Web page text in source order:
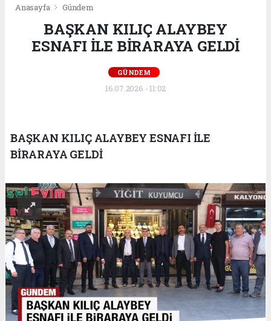
Anasayfa Gündem
BAŞKAN KILIÇ ALAYBEY
ESNAFI İLE BİRARAYA GELDİ
GÜNDEM
16.07.2026 - 11:02
BAŞKAN KILIÇ ALAYBEY ESNAFI İLE
BİRARAYA GELDİ